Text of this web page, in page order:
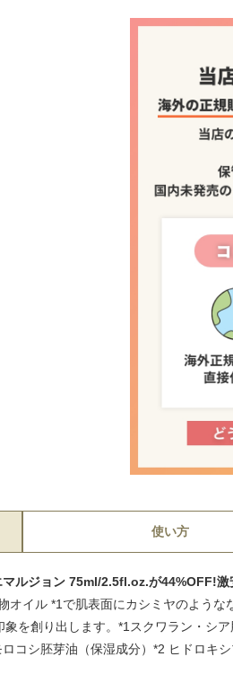
使い方
ルジョン 75ml/2.5fl.oz.が44%OFF!激
オイル *1で肌表面にカシミヤのよう
を創り出します。*1スクワラン・シ
コシ胚芽油（保湿成分）*2 ヒドロキ